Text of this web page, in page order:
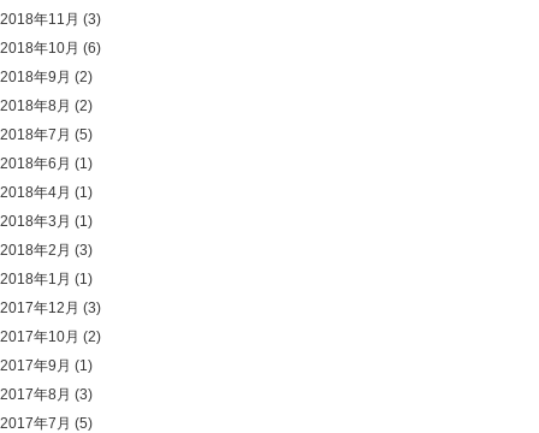
2018年11月 (3)
2018年10月 (6)
2018年9月 (2)
2018年8月 (2)
2018年7月 (5)
2018年6月 (1)
2018年4月 (1)
2018年3月 (1)
2018年2月 (3)
2018年1月 (1)
2017年12月 (3)
2017年10月 (2)
2017年9月 (1)
2017年8月 (3)
2017年7月 (5)